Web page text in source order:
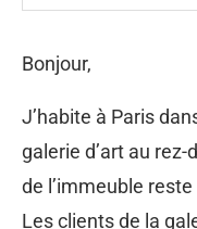
Bonjour,
J’habite à Paris
galerie d’art au
de l’immeuble
Les clients de la